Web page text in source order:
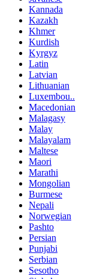
Kannada
Kazakh
Khmer
Kurdish
Kyrgyz
Latin
Latvian
Lithuanian
Luxembou..
Macedonian
Malagasy
Malay
Malayalam
Maltese
Maori
Marathi
Mongolian
Burmese
Nepali
Norwegian
Pashto
Persian
Punjabi
Serbian
Sesotho